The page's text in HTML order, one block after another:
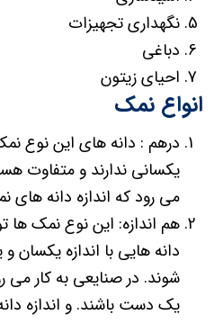
نگهداری تجهیزات
دباغی
احیای زیتون
انواع نمک
درهم : دانه های این نوع
یکسانی ندارند و متفاوت
می رود که اندازه دانه های
هم اندازه: این نوع نمک
دانه هایی با اندازه
شوند. در صنایعی به کار می
یک دست باشند. و اندازه